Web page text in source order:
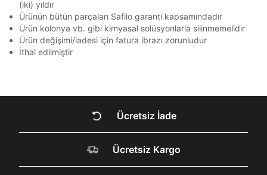
ARMOUR SİTESİNDE
MİSİNİZ?
(iki) yıldır
Ürünün bütün parçaları Safilo garanti kapsamındadır
Ürün kolonya vb. gibi kimyasal solüsyonlarla silinmemelidir
Ürün değişimi/iadesi için fatura ibrazı zorunludur
İthal edilmiştir
Ücretsiz İade
Ücretsiz Kargo
amacıyla işlenmesini kabul ediyorum.
Kimlik, iletişim ve müşteri işlem verilerimin alınan
internet sitesi altyapı hizmetlerinin sunucularının yurt
dışında bulunması sebebiyle yurt dışında mukim
Amazon Inc. ve Google LLC. ile paylaşılmasını kabul